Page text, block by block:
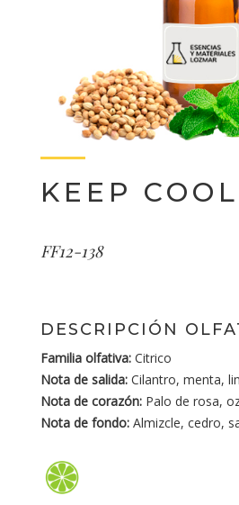
KEEP COOL
FF12-138
DESCRIPCIÓN
Familia olfativa: Citrico
Nota de salida: Cilantro, menta,
Nota de corazón: Palo de rosa,
Nota de fondo: Almizcle, cedro,